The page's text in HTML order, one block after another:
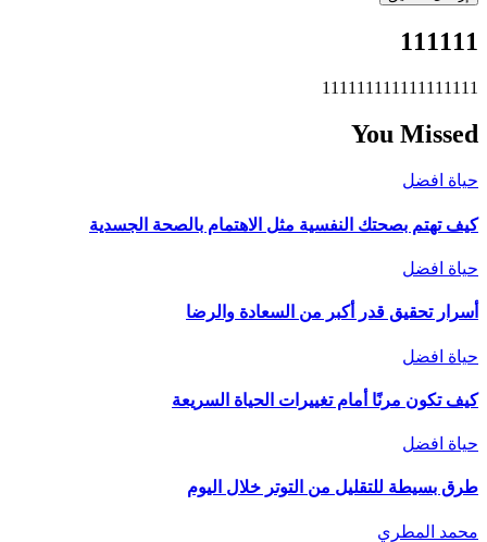
111111
111111111111111111
You Missed
حياة افضل
كيف تهتم بصحتك النفسية مثل الاهتمام بالصحة الجسدية
حياة افضل
أسرار تحقيق قدر أكبر من السعادة والرضا
حياة افضل
كيف تكون مرنًا أمام تغييرات الحياة السريعة
حياة افضل
طرق بسيطة للتقليل من التوتر خلال اليوم
محمد المطري